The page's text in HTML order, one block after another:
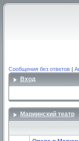
Сообщения без ответов |
Вход
Мариинский театр